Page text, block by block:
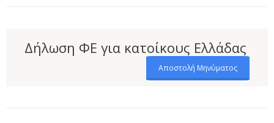
Δήλωση ΦΕ για κατοίκους Ελλάδας
Αποστολή Μηνύματος